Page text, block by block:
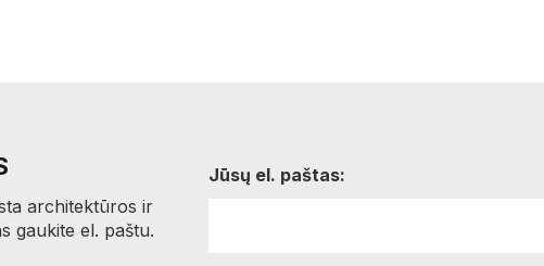
architektūros ir
gaukite el. paštu.
Jūsų el. paštas: